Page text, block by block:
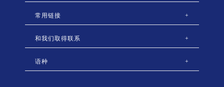
常用链接 +
和我们取得联系 +
语种 +